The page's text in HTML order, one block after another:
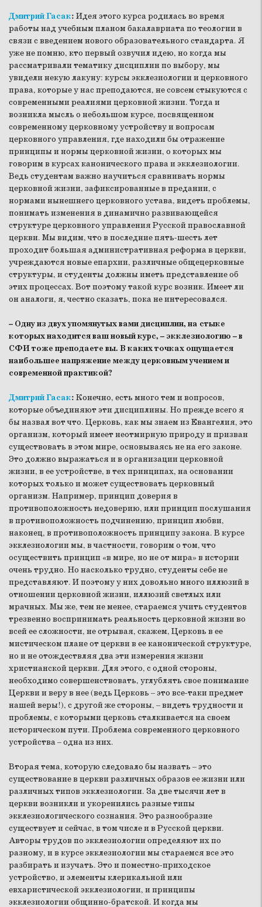
Дмитрий Гасак: Идея этого курса родилась во время
работы над учебным планом бакалавриата по теологии в
связи с введением нового образовательного стандарта. Я
уже не помню, кто первый озвучил идею, но когда мы
рассматривали тематику дисциплин по выбору, мы
увидели некую лакуну: курсы экклезиологии и церковного
права, которые у нас преподаются, не совсем стыкуются с
современными реалиями церковной жизни. Тогда и
возникла мысль о небольшом курсе, посвященном
современному церковному устройству и вопросам
церковного управления, где находили бы отражение
принципы и нормы церковной жизни, о которых мы
говорим в курсах канонического права и экклезиологии.
Ведь студентам важно научиться сравнивать нормы
церковной жизни, зафиксированные в предании, с
нормами нынешнего церковного устава, видеть проблемы,
понимать изменения в динамично развивающейся
структуре церковного управления Русской православной
церкви. Мы видим, что в последние пять-шесть лет
проходит большая административная реформа в церкви,
учреждаются новые епархии, различные общецерковные
структуры, и студенты должны иметь представление об
этих процессах. Вот поэтому такой курс возник. Имеет ли
он аналоги, я, честно сказать, пока не интересовался.
– Одну из двух упомянутых вами дисциплин, на стыке
которых находится ваш новый курс, – экклезиологию – в
СФИ тоже преподаете вы. В каких точках ощущается
наибольшее напряжение между церковным учением и
современной практикой?
Дмитрий Гасак: Конечно, есть много тем и вопросов,
которые объединяют эти дисциплины. Но прежде всего я
бы назвал вот что. Церковь, как мы знаем из Евангелия, это
организм, который имеет неотмирную природу и призван
существовать в этом мире, основываясь не на его законе.
Это должно выражаться и в организации церковной
жизни, в ее устройстве, в тех принципах, на основании
которых только и может существовать церковный
организм. Например, принцип доверия в
противоположность недоверию, или принцип послушания
в противоположность подчинению, принцип любви,
наконец, в противоположность принципу закона. В курсе
экклезиологии мы, в частности, говорим о том, что
осуществить принцип «в мире, но не от мира» в истории
очень трудно. Но насколько трудно, студенты себе не
представляют. И поэтому у них довольно много иллюзий в
отношении церковной жизни, иллюзий светлых или
мрачных. Мы же, тем не менее, стараемся учить студентов
трезвенно воспринимать реальность церковной жизни во
всей ее сложности, не отрывая, скажем, Церковь в ее
мистическом плане от церкви в ее канонической структуре,
но и не отождествляя два эти измерения жизни
христианской церкви. Для этого, с одной стороны,
необходимо совершенствовать, углублять свое понимание
Церкви и веру в нее (ведь Церковь – это все-таки предмет
нашей веры!), с другой же стороны, – видеть трудности и
проблемы, с которыми церковь сталкивается на своем
историческом пути. Проблема современного церковного
устройства – одна из них.
Вторая тема, которую следовало бы назвать – это
существование в церкви различных образов ее жизни или
различных типов экклезиологии. За две тысячи лет в
церкви возникли и укоренились разные типы
экклезиологического сознания. Это разнообразие
существует и сейчас, в том числе и в Русской церкви.
Авторы трудов по экклезиологии определяют их по
разному, и в курсе экклезиологии мы стараемся все это
разбирать и изучать. Это и поместно-приходское
устройство, и элементы клерикальной или
евхаристической экклезиологии, и принципы
экклезиологии общинно-братской. И когда мы